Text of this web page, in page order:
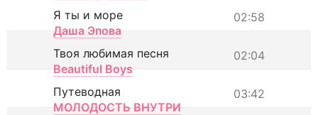
02:58
Я ты и море
Даша Эпова
02:04
Твоя любимая песня
Beautiful Boys
03:42
Путеводная
МОЛОДОСТЬ ВНУТРИ